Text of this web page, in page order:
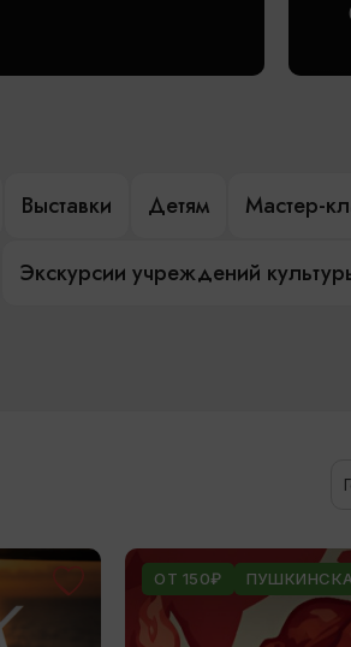
Выставки Детям Мастер-
Экскурсии учреждений
ОТ 150₽